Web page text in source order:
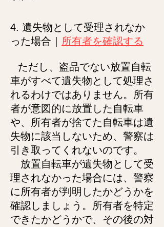
4. 遺失物として受理されなか
った場合｜ 所有者を確認する
ただし、盗品でない放置自転
車がすべて遺失物として処理さ
れるわけではありません。所有
者が意図的に放置した自転車
や、所有者が捨てた自転車は遺
失物に該当しないため、警察は
引き取ってくれないのです。
放置自転車が遺失物として受
理されなかった場合には、警察
に所有者が判明したかどうかを
確認しましょう。所有者を特定
できたかどうかで、その後の対